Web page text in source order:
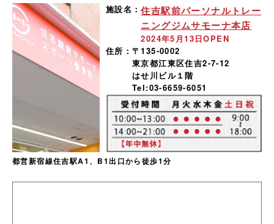
施設名：住吉駅前パーソナルトレー
ニングジムサモーナ本店
2024年5月13日OPEN
住所： 〒135-0002
東京都江東区住吉2-7-12
はせ川ビル１階
Tel:03-6659-6051
都営新宿線住吉駅A1、B1出口から徒歩1分